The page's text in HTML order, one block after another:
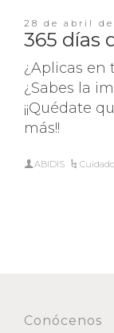
28 de abril de
365 días
¿Aplicas en
¿Sabes la
¡¡Quédate
más!!
ABIDIS
Conócenos